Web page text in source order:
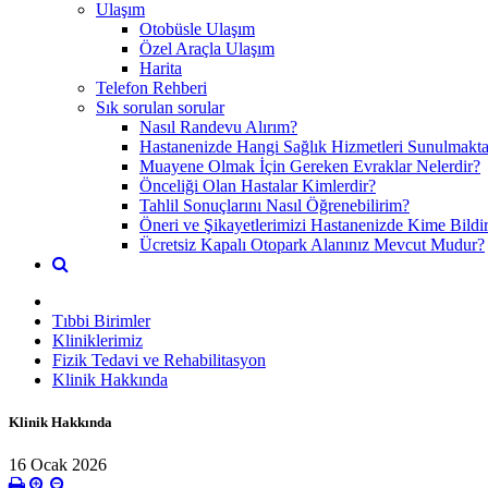
Ulaşım
Otobüsle Ulaşım
Özel Araçla Ulaşım
Harita
Telefon Rehberi
Sık sorulan sorular
Nasıl Randevu Alırım?
Hastanenizde Hangi Sağlık Hizmetleri
Muayene Olmak İçin Gereken Evraklar Nelerdir?
Önceliği Olan Hastalar Kimlerdir?
Tahlil Sonuçlarını Nasıl Öğrenebilirim?
Öneri ve Şikayetlerimizi Hastanenizde Kime
Ücretsiz Kapalı Otopark Alanınız Mevcut Mudur?
Tıbbi Birimler
Kliniklerimiz
Fizik Tedavi ve Rehabilitasyon
Klinik Hakkında
Klinik Hakkında
16 Ocak 2026